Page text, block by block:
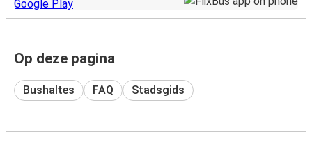
Op deze pagina
Bushaltes FAQ Stadsgids